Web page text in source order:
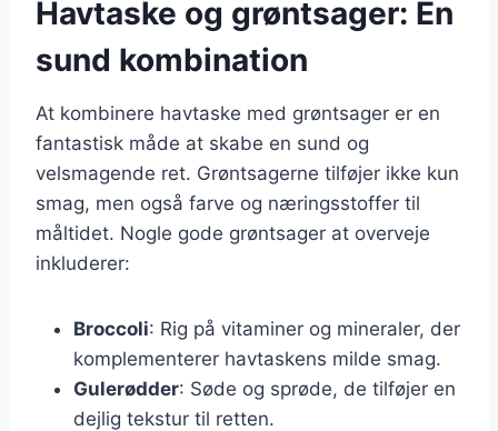
Havtaske og grøntsager: En
sund kombination
At kombinere havtaske med grøntsager er en
fantastisk måde at skabe en sund og
velsmagende ret. Grøntsagerne tilføjer ikke kun
smag, men også farve og næringsstoffer til
måltidet. Nogle gode grøntsager at overveje
inkluderer:
Broccoli: Rig på vitaminer og mineraler, der
komplementerer havtaskens milde smag.
Gulerødder: Søde og sprøde, de tilføjer en
dejlig tekstur til retten.